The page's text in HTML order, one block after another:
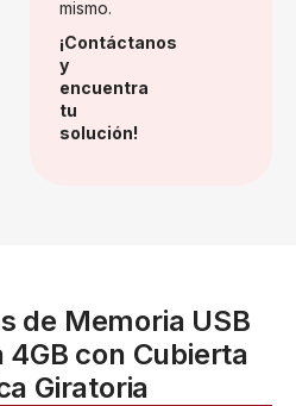
mismo.
¡Contáctanos
y
encuentra
tu
solución!
de Memoria USB
con Cubierta
Giratoria